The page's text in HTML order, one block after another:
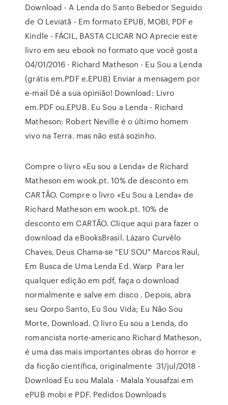
Download - A Lenda do Santo Bebedor Seguido
de O Leviatã - Em formato EPUB, MOBI, PDF e
Kindle - FÁCIL, BASTA CLICAR NO Aprecie este
livro em seu ebook no formato que você gosta
04/01/2016 · Richard Matheson - Eu Sou a Lenda
(grátis em.PDF e.EPUB) Enviar a mensagem por
e-mail Dê a sua opinião! Download: Livro
em.PDF ou.EPUB. Eu Sou a Lenda - Richard
Matheson: Robert Neville é o último homem
vivo na Terra. mas não está sozinho.
Compre o livro «Eu sou a Lenda» de Richard
Matheson em wook.pt. 10% de desconto em
CARTÃO. Compre o livro «Eu Sou a Lenda» de
Richard Matheson em wook.pt. 10% de
desconto em CARTÃO. Clique aqui para fazer o
download da eBooksBrasil. Lázaro Curvêlo
Chaves, Deus Chama-se "EU SOU" Marcos Raul,
Em Busca de Uma Lenda Ed. Warp Para ler
qualquer edição em pdf, faça o download
normalmente e salve em disco . Depois, abra
seu Qorpo Santo, Eu Sou Vida; Eu Não Sou
Morte, Download. O livro Eu sou a Lenda, do
romancista norte-americano Richard Matheson,
é uma das mais importantes obras do horror e
da ficção científica, originalmente 31/jul/2018 -
Download Eu sou Malala - Malala Yousafzai em
ePUB mobi e PDF. Pedidos Downloads